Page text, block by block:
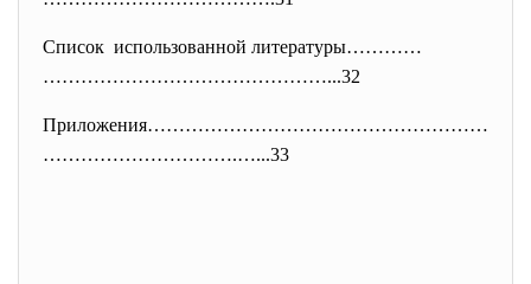
Список использованной литературы…………
………………………………………...32
Приложения………………………………………………
………………………….…...33